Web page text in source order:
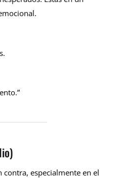
contra, especialmente en el